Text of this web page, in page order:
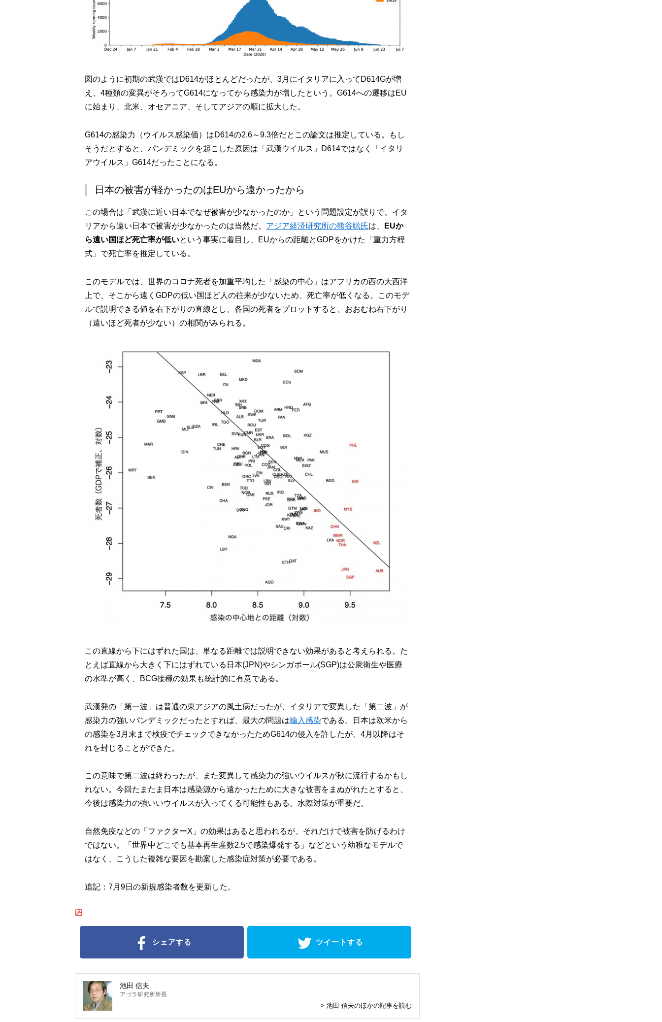
図のように初期の武漢ではD614がほとんどだったが、3月にイタリアに入ってD614Gが増
え、4種類の変異がそろってG614になってから感染力が増したという。G614への遷移はEU
に始まり、北米、オセアニア、そしてアジアの順に拡大した。
G614の感染力（ウイルス感染価）はD614の2.6～9.3倍だとこの論文は推定している。もし
そうだとすると、パンデミックを起こした原因は「武漢ウイルス」D614ではなく「イタリ
アウイルス」G614だったことになる。
日本の被害が軽かったのはEUから遠かったから
この場合は「武漢に近い日本でなぜ被害が少なかったのか」という問題設定が誤りで、イタ
リアから遠い日本で被害が少なかったのは当然だ。 アジア経済研究所の熊谷聡氏は、
EUか
ら遠い国ほど死亡率が低いという事実に着目し、EUからの距離とGDPをかけた「重力方程
式」で死亡率を推定している。
このモデルでは、世界のコロナ死者を加重平均した「感染の中心」はアフリカの西の大西洋
上で、そこから遠くGDPの低い国ほど人の往来が少ないため、死亡率が低くなる。このモデ
ルで説明できる値を右下がりの直線とし、各国の死者をプロットすると、おおむね右下がり
（遠いほど死者が少ない）の相関がみられる。
この直線から下にはずれた国は、単なる距離では説明できない効果があると考えられる。た
とえば直線から大きく下にはずれている日本(JPN)やシンガポール(SGP)は公衆衛生や医療
の水準が高く、BCG接種の効果も統計的に有意である。
武漢発の「第一波」は普通の東アジアの風土病だったが、イタリアで変異した「第二波」が
感染力の強いパンデミックだったとすれば、最大の問題は輸入感染である。日本は欧米から
の感染を3月末まで検疫でチェックできなかったためG614の侵入を許したが、4月以降はそ
れを封じることができた。
この意味で第二波は終わったが、また変異して感染力の強いウイルスが秋に流行するかもし
れない。今回たまたま日本は感染源から遠かったために大きな被害をまぬがれたとすると、
今後は感染力の強いいウイルスが入ってくる可能性もある。水際対策が重要だ。
自然免疫などの「ファクターX」の効果はあると思われるが、それだけで被害を防げるわけ
ではない。「世界中どこでも基本再生産数2.5で感染爆発する」などという幼稚なモデルで
はなく、こうした複雑な要因を勘案した感染症対策が必要である。
追記：7月9日の新規感染者数を更新した。
シェアする ツイートする
池田 信夫
アゴラ研究所所長
> 池田 信夫のほかの記事を読む